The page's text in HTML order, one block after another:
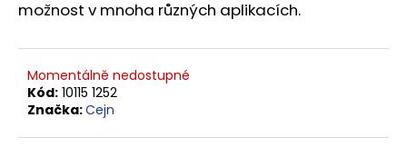
možnost v mnoha různých aplikacích.
Momentálně nedostupné
Kód: 10115 1252
Značka:Cejn
p
r
u
č
u